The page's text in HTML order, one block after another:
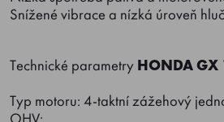
Snížené vibrace a nízká úroveň
Technické parametry HONDA GX
Typ motoru: 4-taktní zážehový